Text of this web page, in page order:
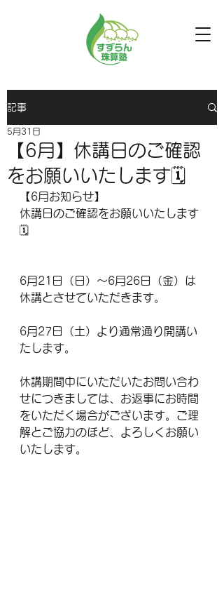
記事
【6月】休講日のご確認
をお願いいたします🗓️
5月31日
【6月お知らせ】
休講日のご確認をお願いいたします
🗓️
6月21日（日）〜6月26日（金）は
休講とさせていただきます。
6月27日（土）より通常通り開講い
たします。
休講期間中にいただいたお問い合わ
せにつきましては、お返事にお時間
をいただく場合がございます。ご理
解とご協力のほど、よろしくお願い
いたします。